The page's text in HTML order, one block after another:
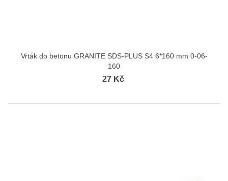
Vrták do betonu GRANITE SDS-PLUS S4 6*160 mm 0-06-
160
27 Kč